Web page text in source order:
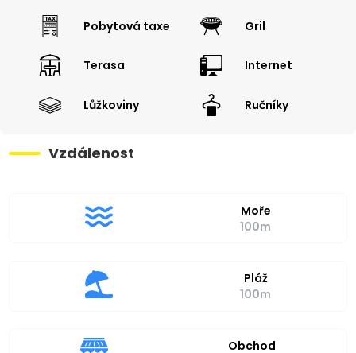
Pobytová taxe Gril
Terasa Internet
Lůžkoviny Ručníky
Vzdálenost
Moře
100m
Pláž
100m
Obchod